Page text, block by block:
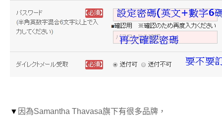
▼ 因為Samantha Thavasa旗下有很多品牌，